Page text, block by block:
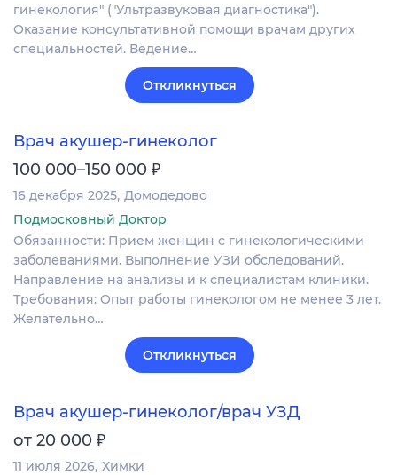
гинекология" ("Ультразвуковая диагностика").
Оказание консультативной помощи врачам других
специальностей. Ведение…
Откликнуться
Врач акушер-гинеколог
100 000–150 000 ₽
16 декабря 2025 Домодедово
Подмосковный Доктор
Обязанности: Прием женщин с гинекологическими
заболеваниями. Выполнение УЗИ обследований.
Направление на анализы и к специалистам клиники.
Требования: Опыт работы гинекологом не менее 3 лет.
Желательно…
Откликнуться
Врач акушер-гинеколог/врач УЗД
от 20 000 ₽
11 июля 2026 Химки